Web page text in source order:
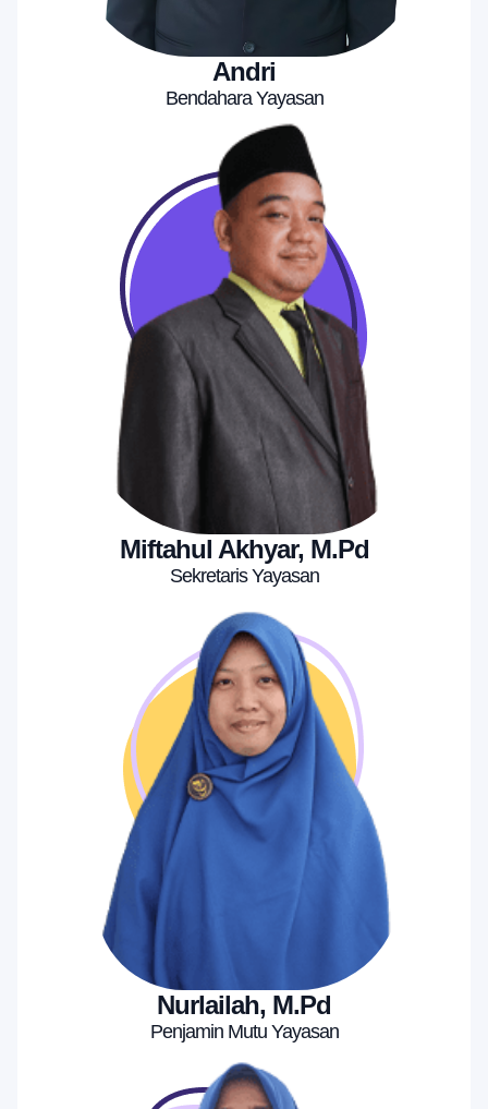
Andri
Bendahara Yayasan
Miftahul Akhyar, M.Pd
Sekretaris Yayasan
Nurlailah, M.Pd
Penjamin Mutu Yayasan